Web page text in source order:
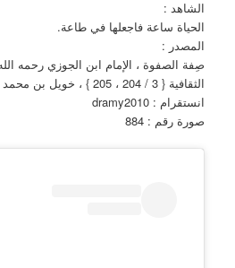
الشاهد :
الحياة ساعة فاجعلها في طاعة.
المصدر :
صِفة الصفوة ، الإمام ابن الجوزي رحمه
الثقافية { 3 / 204 ، 205 } ، خويل بن محمد الأزدي ، بتصرف.
انستقرام : dramy2010
صورة رقم : 884